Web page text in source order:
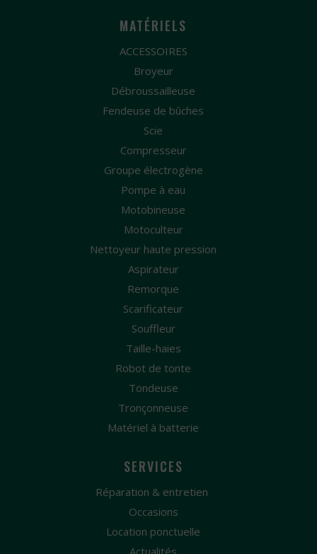
MATÉRIELS
ACCESSOIRES
Broyeur
Débroussailleuse
Fendeuse de bûches
Scie
Compresseur
Groupe électrogène
Pompe à eau
Motobineuse
Motoculteur
Nettoyeur haute pression
Aspirateur
Remorque
Scarificateur
Souffleur
Taille-haies
Robot de tonte
Tondeuse
Tronçonneuse
Matériel à batterie
SERVICES
Réparation & entretien
Occasions
Location ponctuelle
Actualités